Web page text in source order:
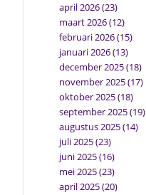
april 2026(23)
maart 2026(12)
februari 2026(15)
januari 2026(13)
december 2025(18)
november 2025(17)
oktober 2025(18)
september 2025(19)
augustus 2025(14)
juli 2025(23)
juni 2025(16)
mei 2025(23)
april 2025(20)